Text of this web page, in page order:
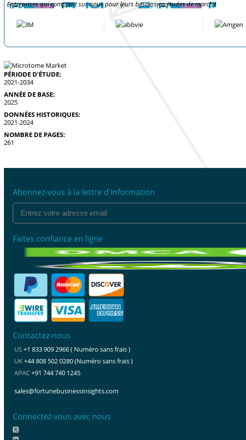
Entreprises qui comptent sur nous pour leurs besoins en études de marché
PÉRIODE D’ÉTUDE:
2021-2034
ANNÉE DE BASE:
2025
DONNÉES HISTORIQUES:
2021-2024
NOMBRE DE PAGES:
261
Abonnez-vous à la lettre d'information
Faites confiance en ligne
Contactez-nous
US+1 833 909 2966 ( Numéro sans frais )
UK+44 808 502 0280 (Numéro sans frais )
APAC+91 744 740 1245
sales@fortunebusinessinsights.com
Connectez-vous avec nous